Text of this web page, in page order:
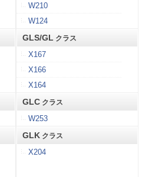
W210
W124
GLS/GL クラス
X167
X166
X164
GLC クラス
W253
GLK クラス
X204